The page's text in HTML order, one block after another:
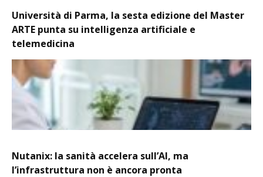
Università di Parma, la sesta edizione del Master
ARTE punta su intelligenza artificiale e
telemedicina
Nutanix: la sanità accelera sull’AI, ma
l’infrastruttura non è ancora pronta